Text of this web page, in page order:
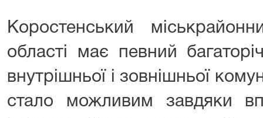
Коростенський
області має певний
внутрішньої і зовнішньої
стало можливим завдяки